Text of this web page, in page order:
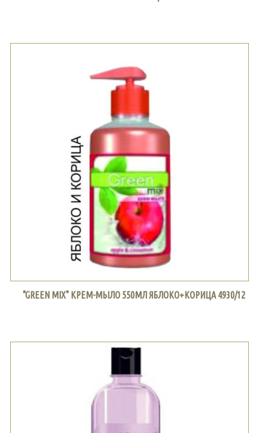
"GREEN MIX" КРЕМ-МЫЛО 550МЛ ЯБЛОКО+КОРИЦА 4930/12